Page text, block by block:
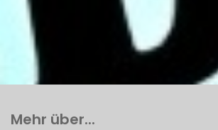
Mehr über...